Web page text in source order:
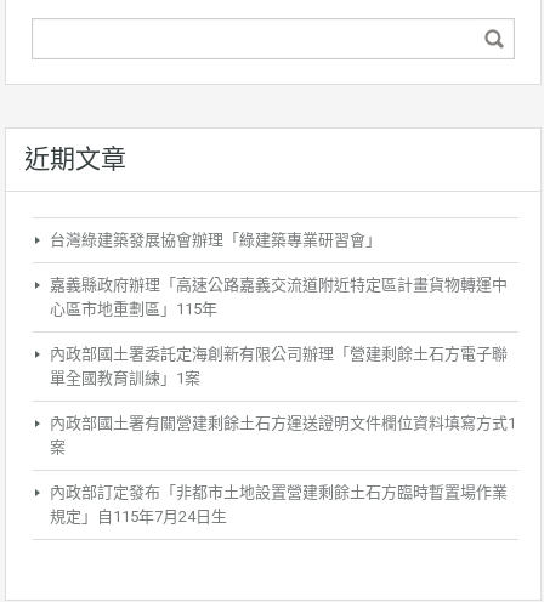
近期文章
台灣綠建築發展協會辦理「綠建築專業研習會」
嘉義縣政府辦理「高速公路嘉義交流道附近特定區計畫貨物轉運中
心區市地重劃區」115年
內政部國土署委託定海創新有限公司辦理「營建剩餘土石方電子聯
單全國教育訓練」1案
內政部國土署有關營建剩餘土石方運送證明文件欄位資料填寫方式1
案
內政部訂定發布「非都市土地設置營建剩餘土石方臨時暫置場作業
規定」自115年7月24日生